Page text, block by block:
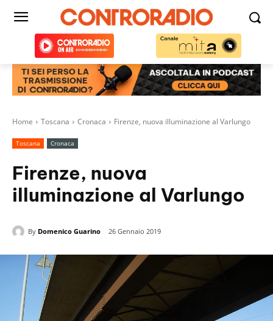
Home Toscana Cronaca Firenze, nuova illuminazione al Varlungo
Toscana Cronaca
Firenze, nuova
illuminazione al Varlungo
By Domenico Guarino 26 Gennaio 2019